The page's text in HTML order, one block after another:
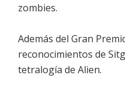
zombies.
Además del Gran
reconocimientos de
tetralogía de Alien.